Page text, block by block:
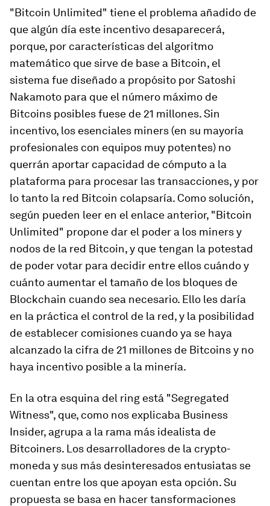
"Bitcoin Unlimited" tiene el problema añadido de
que algún día este incentivo desaparecerá,
porque, por características del algoritmo
matemático que sirve de base a Bitcoin, el
sistema fue diseñado a propósito por Satoshi
Nakamoto para que el número máximo de
Bitcoins posibles fuese de 21 millones. Sin
incentivo, los esenciales miners (en su mayoría
profesionales con equipos muy potentes) no
querrán aportar capacidad de cómputo a la
plataforma para procesar las transacciones, y por
lo tanto la red Bitcoin colapsaría. Como solución,
según pueden leer en el enlace anterior, "Bitcoin
Unlimited" propone dar el poder a los miners y
nodos de la red Bitcoin, y que tengan la potestad
de poder votar para decidir entre ellos cuándo y
cuánto aumentar el tamaño de los bloques de
Blockchain cuando sea necesario. Ello les daría
en la práctica el control de la red, y la posibilidad
de establecer comisiones cuando ya se haya
alcanzado la cifra de 21 millones de Bitcoins y no
haya incentivo posible a la minería.
En la otra esquina del ring está "Segregated
Witness", que, como nos explicaba Business
Insider, agrupa a la rama más idealista de
Bitcoiners. Los desarrolladores de la crypto-
moneda y sus más desinteresados entusiatas se
cuentan entre los que apoyan esta opción. Su
propuesta se basa en hacer tansformaciones